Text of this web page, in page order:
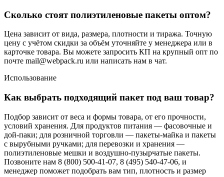
Сколько стоят полиэтиленовые пакеты оптом?
Цена зависит от вида, размера, плотности и тиража. Точную
цену с учётом скидки за объём уточняйте у менеджера или в
карточке товара. Вы можете запросить КП на крупный опт по
почте mail@webpack.ru или написать нам в чат.
Использование
Как выбрать подходящий пакет под ваш товар?
Подбор зависит от веса и формы товара, от его прочности,
условий хранения. Для продуктов питания — фасовочные и
дой-паки; для розничной торговли — пакеты-майка и пакеты
с вырубными ручками; для перевозки и хранения —
полиэтиленовые мешки и воздушно-пузырчатые пакеты.
Позвоните нам 8 (800) 500-41-07, 8 (495) 540-47-06, и
менеджер поможет подобрать вам тип, плотность и размер